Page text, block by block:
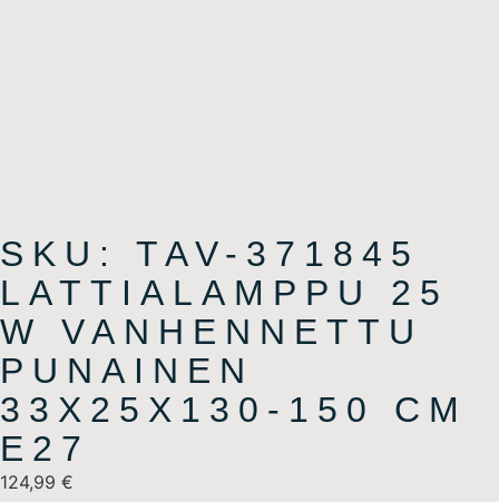
SKU: TAV-371845
LATTIALAMPPU 25
W VANHENNETTU
PUNAINEN
33X25X130-150 CM
E27
124,99 €